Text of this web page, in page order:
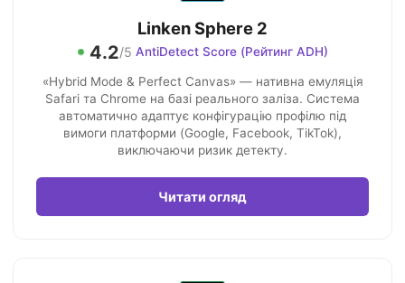
Linken Sphere 2
4.2/5 AntiDetect Score (Рейтинг ADH)
«Hybrid Mode & Perfect Canvas» — нативна емуляція
Safari та Chrome на базі реального заліза. Система
автоматично адаптує конфігурацію профілю під
вимоги платформи (Google, Facebook, TikTok),
виключаючи ризик детекту.
Читати огляд